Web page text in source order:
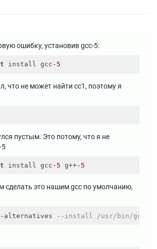
ошибку, установив gcc-5:
install gcc -5
что не может найти cc1, поэтому я
пустым. Это потому, что я не
5
install gcc -5 g++-5
сделать это нашим gcc по умолчанию,
-alternatives --install /usr/bin/gcc